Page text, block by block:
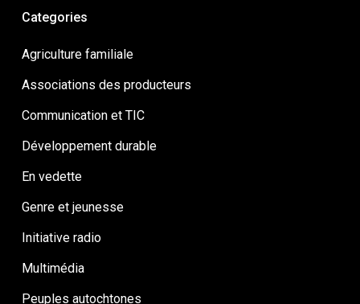
Categories
Agriculture familiale
Associations des producteurs
Communication et TIC
Développement durable
En vedette
Genre et jeunesse
Initiative radio
Multimédia
Peuples autochtones